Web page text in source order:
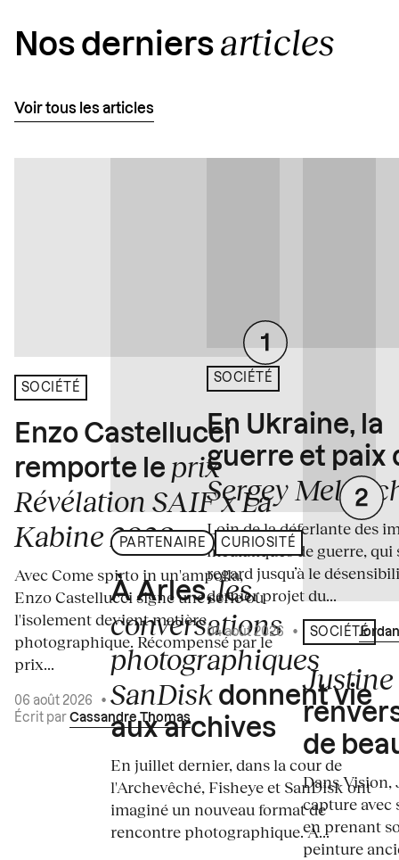
Nos derniers articles
Voir tous les articles
SOCIÉTÉ
Enzo Castellucci
remporte le prix
Révélation SAIF x La
Kabine 2026
Avec Come spirto in un'ampolla,
Enzo Castellucci signe une série où
l'isolement devient matière
photographique. Récompensé par le
prix...
06 août 2026
•
Écrit par Cassandre Thomas
PARTENAIRE CURIOSITÉ
À Arles,les
conversations
photographiques
SanDisk donnent vie
aux archives
En juillet dernier, dans la cour de
l'Archevêché, Fisheye et SanDisk ont
imaginé un nouveau format de
rencontre photographique. À...
SOCIÉTÉ
En Ukraine, la
guerre et paix
Sergey
Loin de la déferlante des
médiatiques de guerre, qui
regard jusqu’à le
dernier projet du...
04 août 2026 • Écrit par
SOCIÉTÉ
de
Dans
capture avec
en prenant
peinture